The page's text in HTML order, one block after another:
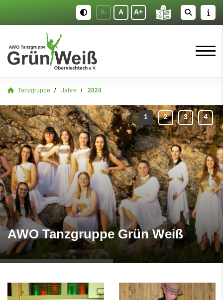
A- A A+
Tanzgruppe Jahre 2024
AWO Tanzgruppe Grün Weiß